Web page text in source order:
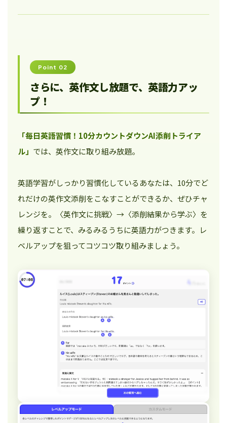
Point 02
さらに、英作文し放題で、英語力アッ
プ！
「毎日英語習慣！10分カウントダウンAI添削トライア
ル」 では、英作文に取り組み放題。
英語学習がしっかり習慣化しているあなたは、10分でど
れだけの英作文添削をこなすことができるか、ぜひチャ
レンジを。〈英作文に挑戦〉→〈添削結果から学ぶ〉を
繰り返すことで、みるみるうちに英語力がつきます。レ
ベルアップを狙ってコツコツ取り組みましょう。